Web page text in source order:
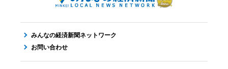
みんなの経済新聞ネットワーク
お問い合わせ